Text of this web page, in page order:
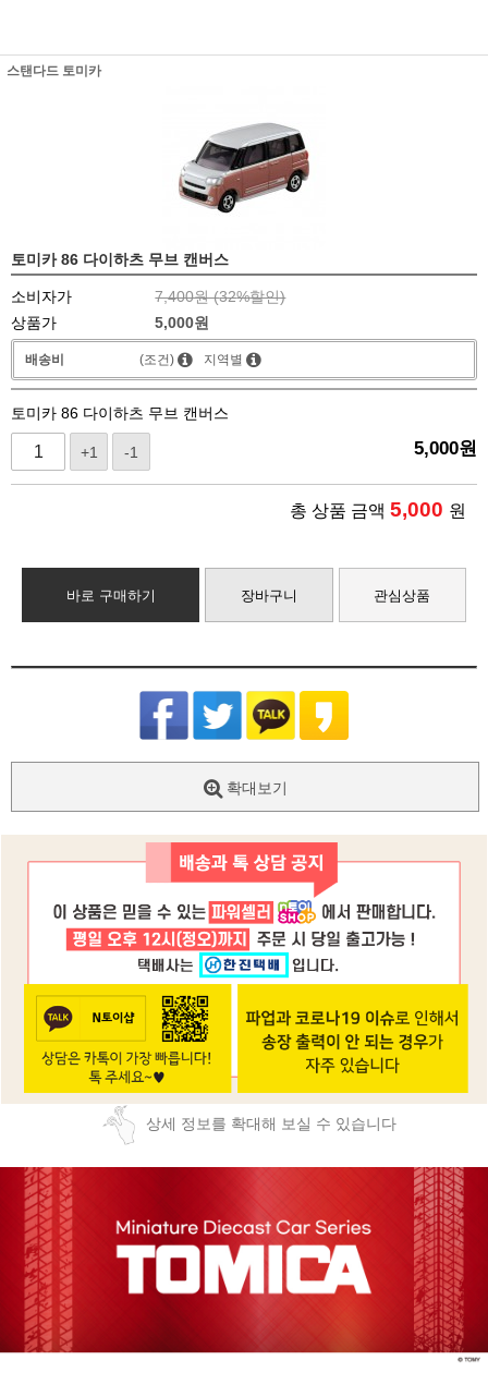
스탠다드 토미카
토미카 86 다이하츠 무브 캔버스
소비자가 7,400원 (32%할인)
상품가
5,000원
배송비 (조건) 지역별
토미카 86 다이하츠 무브 캔버스
+1 -1 5,000원
총 상품 금액 5,000 원
바로 구매하기 장바구니 관심상품
확대보기
상세 정보를 확대해 보실 수 있습니다